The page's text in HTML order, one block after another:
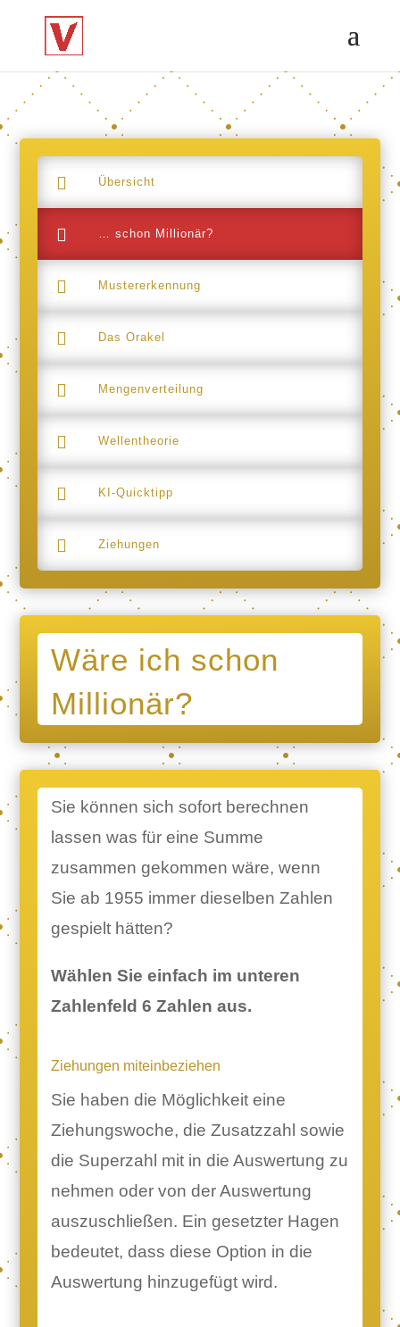
 Übersicht
 … schon Millionär?
 Mustererkennung
 Das Orakel
 Mengenverteilung
 Wellentheorie
 KI-Quicktipp
 Ziehungen
Wäre ich schon
Millionär?
Sie können sich sofort berechnen
lassen was für eine Summe
zusammen gekommen wäre, wenn
Sie ab 1955 immer dieselben Zahlen
gespielt hätten?
Wählen Sie einfach im unteren
Zahlenfeld 6 Zahlen aus.
Ziehungen miteinbeziehen
Sie haben die Möglichkeit eine
Ziehungswoche, die Zusatzzahl sowie
die Superzahl mit in die Auswertung zu
nehmen oder von der Auswertung
auszuschließen. Ein gesetzter Hagen
bedeutet, dass diese Option in die
Auswertung hinzugefügt wird.